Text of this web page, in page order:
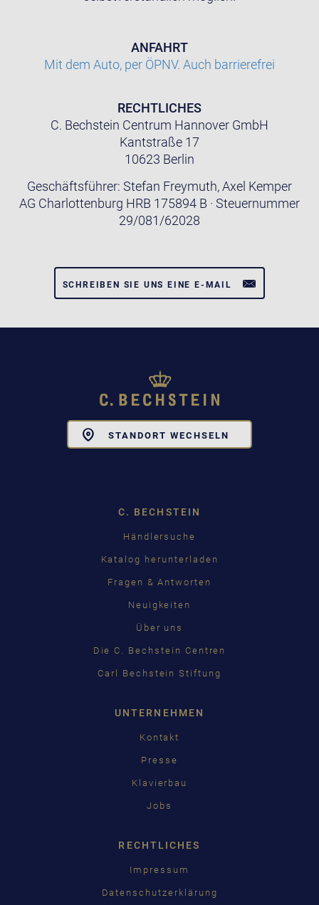
ANFAHRT
Mit dem Auto, per ÖPNV. Auch barrierefrei
RECHTLICHES
C. Bechstein Centrum Hannover GmbH
Kantstraße 17
10623 Berlin
Geschäftsführer: Stefan Freymuth, Axel Kemper
AG Charlottenburg HRB 175894 B · Steuernummer
29/081/62028
SCHREIBEN SIE UNS EINE E-MAIL
STANDORT WECHSELN
C. BECHSTEIN
Händlersuche
Katalog herunterladen
Fragen & Antworten
Neuigkeiten
Über uns
Die C. Bechstein Centren
Carl Bechstein Stiftung
UNTERNEHMEN
Kontakt
Presse
Klavierbau
Jobs
RECHTLICHES
Impressum
Datenschutzerklärung